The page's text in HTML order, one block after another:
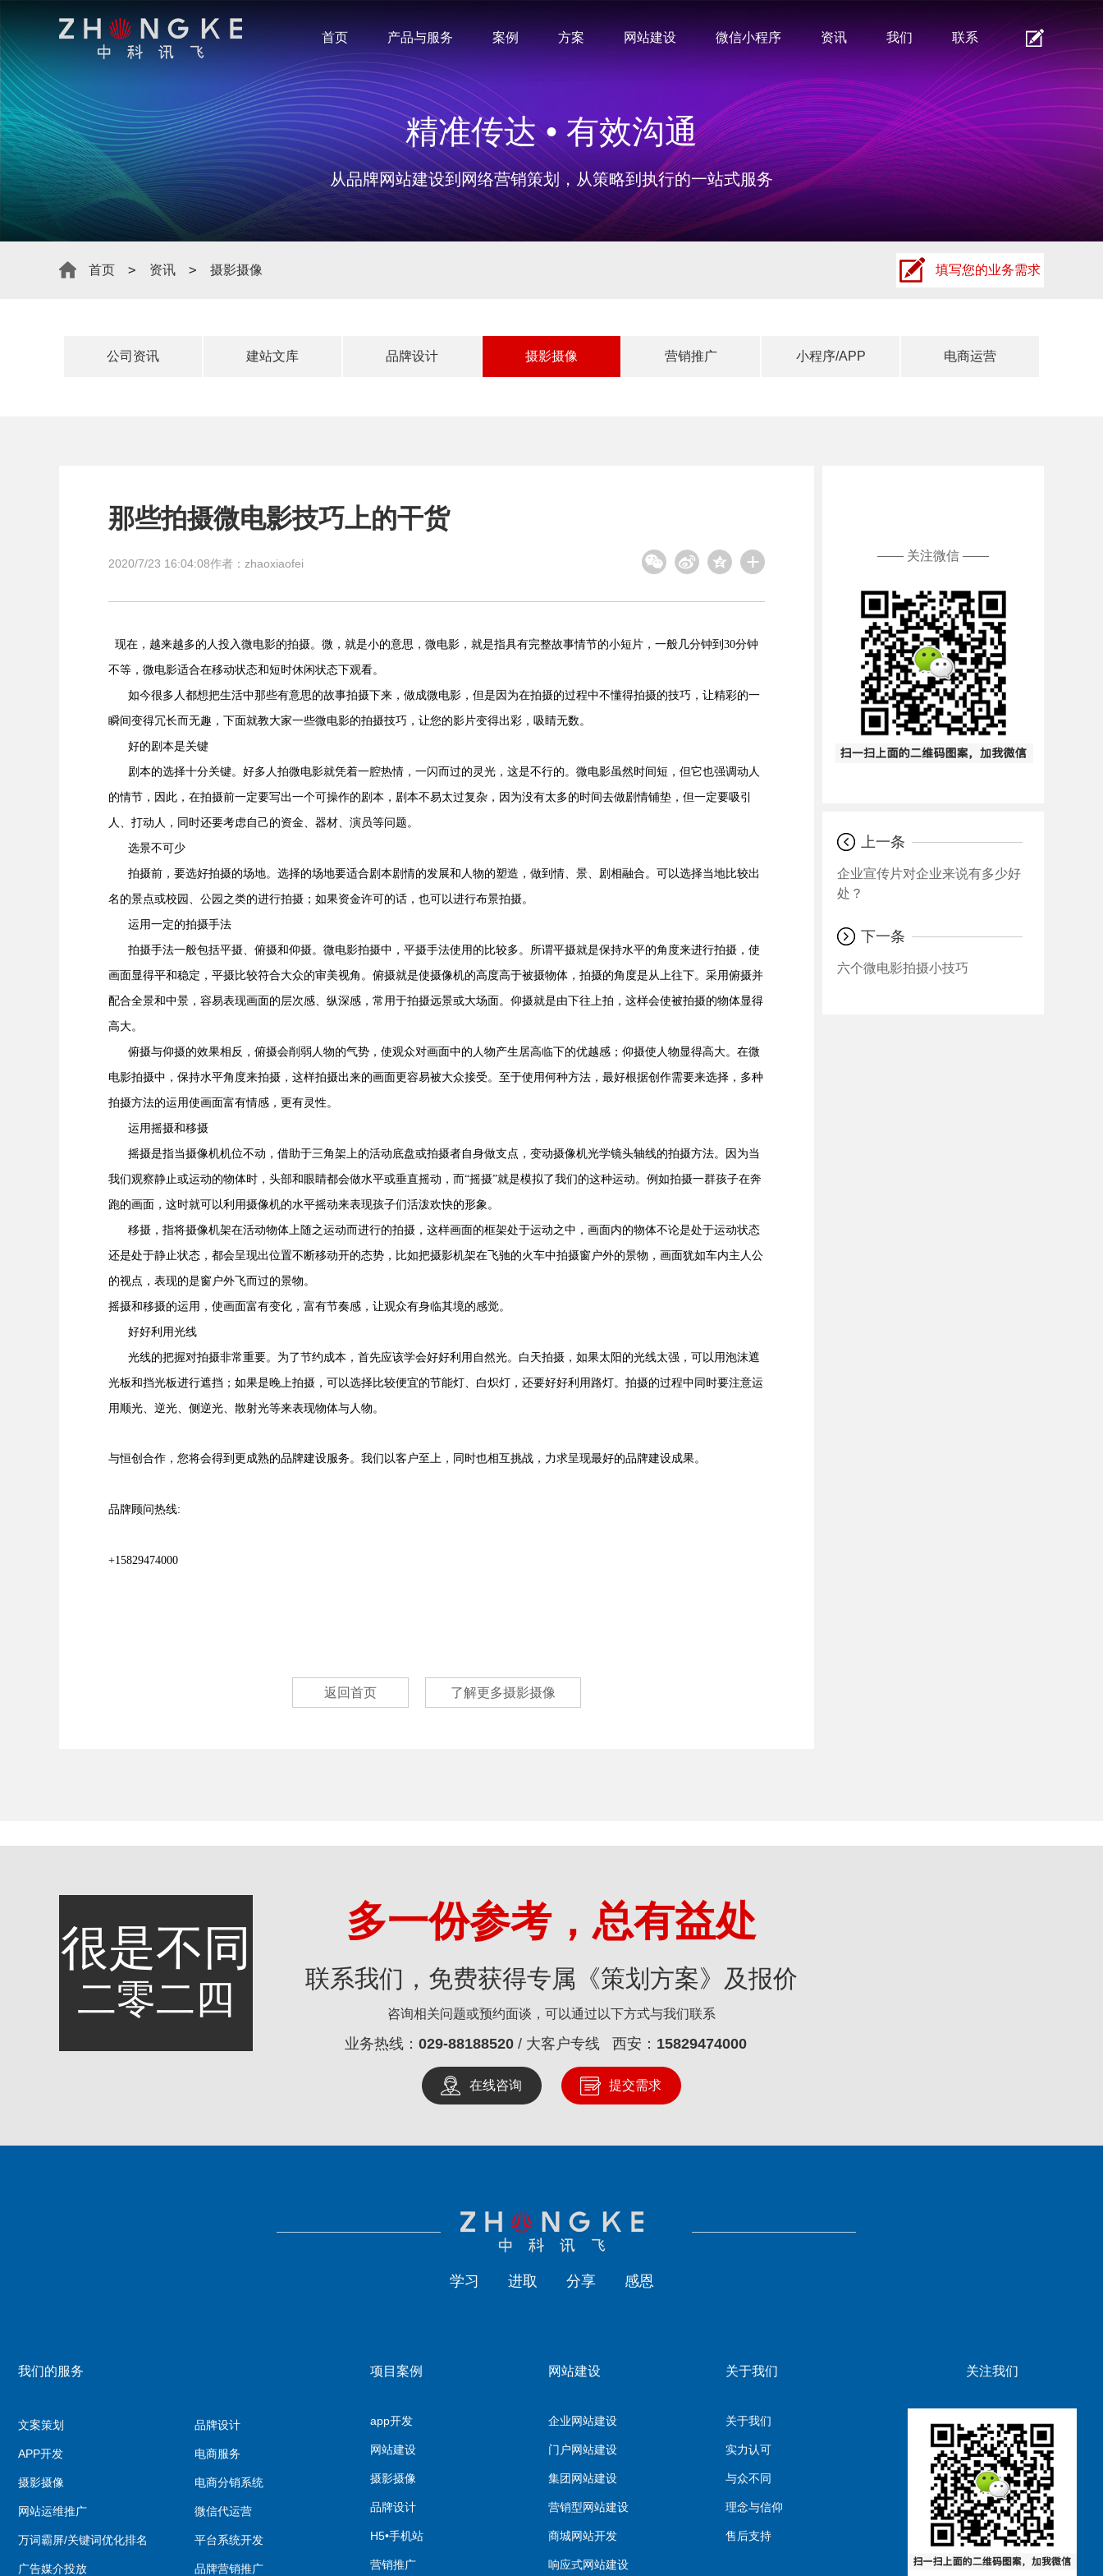
首页 产品与服务 案例 方案 网站建设 微信小程序 资讯 我们 联系
精准传达 • 有效沟通
从品牌网站建设到网络营销策划，从策略到执行的一站式服务
首页 资讯 摄影摄像 填写您的业务需求
公司资讯 建站文库 品牌设计 摄影摄像 营销推广 小程序/APP 电商运营
那些拍摄微电影技巧上的干货
作者：zhaoxiaofei
2020/7/23 16:04:08
现在，越来越多的人投入微电影的拍摄。微，就是小的意思，微电影，就是指具有完整故事情节的小短片，一般几分钟到30分钟
不等，微电影适合在移动状态和短时休闲状态下观看。
如今很多人都想把生活中那些有意思的故事拍摄下来，做成微电影，但是因为在拍摄的过程中不懂得拍摄的技巧，让精彩的一
瞬间变得冗长而无趣，下面就教大家一些微电影的拍摄技巧，让您的影片变得出彩，吸睛无数。
好的剧本是关键
剧本的选择十分关键。好多人拍微电影就凭着一腔热情，一闪而过的灵光，这是不行的。微电影虽然时间短，但它也强调动人
的情节，因此，在拍摄前一定要写出一个可操作的剧本，剧本不易太过复杂，因为没有太多的时间去做剧情铺垫，但一定要吸引
人、打动人，同时还要考虑自己的资金、器材、演员等问题。
选景不可少
拍摄前，要选好拍摄的场地。选择的场地要适合剧本剧情的发展和人物的塑造，做到情、景、剧相融合。可以选择当地比较出
名的景点或校园、公园之类的进行拍摄；如果资金许可的话，也可以进行布景拍摄。
运用一定的拍摄手法
拍摄手法一般包括平摄、俯摄和仰摄。微电影拍摄中，平摄手法使用的比较多。所谓平摄就是保持水平的角度来进行拍摄，使
画面显得平和稳定，平摄比较符合大众的审美视角。俯摄就是使摄像机的高度高于被摄物体，拍摄的角度是从上往下。采用俯摄并
配合全景和中景，容易表现画面的层次感、纵深感，常用于拍摄远景或大场面。仰摄就是由下往上拍，这样会使被拍摄的物体显得
高大。
俯摄与仰摄的效果相反，俯摄会削弱人物的气势，使观众对画面中的人物产生居高临下的优越感；仰摄使人物显得高大。在微
电影拍摄中，保持水平角度来拍摄，这样拍摄出来的画面更容易被大众接受。至于使用何种方法，最好根据创作需要来选择，多种
拍摄方法的运用使画面富有情感，更有灵性。
运用摇摄和移摄
摇摄是指当摄像机机位不动，借助于三角架上的活动底盘或拍摄者自身做支点，变动摄像机光学镜头轴线的拍摄方法。因为当
我们观察静止或运动的物体时，头部和眼睛都会做水平或垂直摇动，而“摇摄”就是模拟了我们的这种运动。例如拍摄一群孩子在奔
跑的画面，这时就可以利用摄像机的水平摇动来表现孩子们活泼欢快的形象。
移摄，指将摄像机架在活动物体上随之运动而进行的拍摄，这样画面的框架处于运动之中，画面内的物体不论是处于运动状态
还是处于静止状态，都会呈现出位置不断移动开的态势，比如把摄影机架在飞驰的火车中拍摄窗户外的景物，画面犹如车内主人公
的视点，表现的是窗户外飞而过的景物。
摇摄和移摄的运用，使画面富有变化，富有节奏感，让观众有身临其境的感觉。
好好利用光线
光线的把握对拍摄非常重要。为了节约成本，首先应该学会好好利用自然光。白天拍摄，如果太阳的光线太强，可以用泡沫遮
光板和挡光板进行遮挡；如果是晚上拍摄，可以选择比较便宜的节能灯、白炽灯，还要好好利用路灯。拍摄的过程中同时要注意运
用顺光、逆光、侧逆光、散射光等来表现物体与人物。
与恒创合作，您将会得到更成熟的品牌建设服务。我们以客户至上，同时也相互挑战，力求呈现最好的品牌建设成果。
品牌顾问热线:
+15829474000
返回首页 了解更多摄影摄像
—— 关注微信 ——
上一条
企业宣传片对企业来说有多少好
处？
下一条
六个微电影拍摄小技巧
很是不同
二零二四
多一份参考，总有益处
联系我们，免费获得专属《策划方案》及报价
咨询相关问题或预约面谈，可以通过以下方式与我们联系
业务热线： 029-88188520/ 大客户专线 西安： 15829474000
在线咨询 提交需求
学习 进取 分享 感恩
我们的服务
文案策划 品牌设计
APP开发 电商服务
摄影摄像 电商分销系统
网站运维推广 微信代运营
万词霸屏/关键词优化排名 平台系统开发
广告媒介投放 品牌营销推广
项目案例
app开发
网站建设
摄影摄像
品牌设计
H5•手机站
营销推广
网站建设
企业网站建设
门户网站建设
集团网站建设
营销型网站建设
商城网站开发
响应式网站建设
关于我们
关于我们
实力认可
与众不同
理念与信仰
售后支持
关注我们